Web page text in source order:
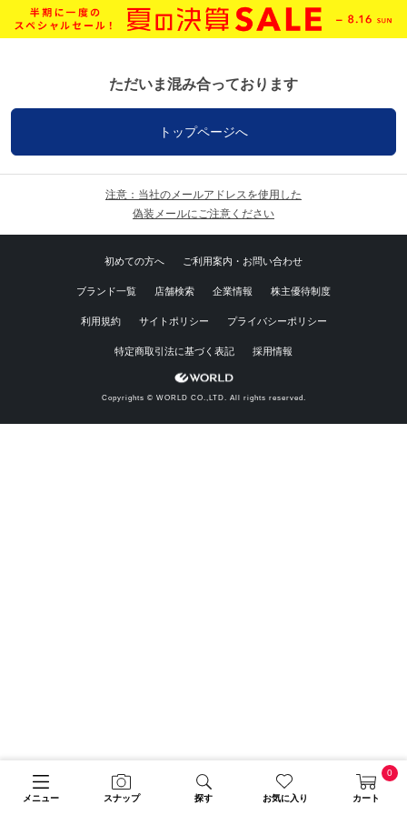
メニュー スナップ 探す お気に入り カート
0
ただいま混み合っております
トップページへ
注意：当社のメールアドレスを使用した
偽装メールにご注意ください
初めての方へ ご利用案内・お問い合わせ
ブランド一覧 店舗検索 企業情報 株主優待制度
利用規約 サイトポリシー プライバシーポリシー
特定商取引法に基づく表記 採用情報
Copyrights © WORLD CO.,LTD. All rights reserved.